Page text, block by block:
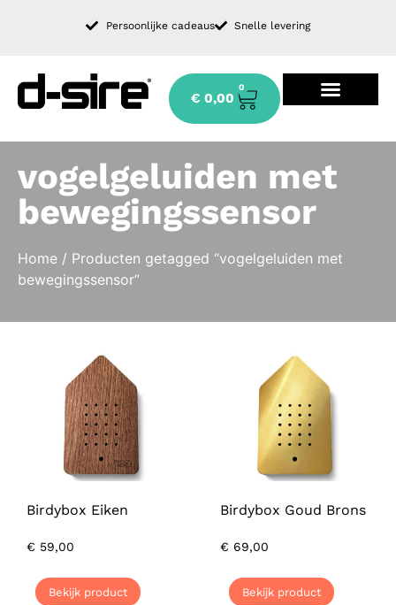
Persoonlijke cadeaus Snelle levering
€ 0,00
0
vogelgeluiden met
bewegingssensor
Home / Producten getagged “vogelgeluiden met
bewegingssensor”
Birdybox Eiken
€ 59,00
Bekijk product
Birdybox Goud Brons
€ 69,00
Bekijk product